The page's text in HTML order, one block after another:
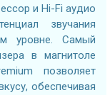
и Hi-Fi аудио
звучания
уровне. Самый
в магнитоле
позволяет
обеспечивая